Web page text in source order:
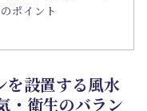
ポイント
を設置する風水
・衛生のバラン